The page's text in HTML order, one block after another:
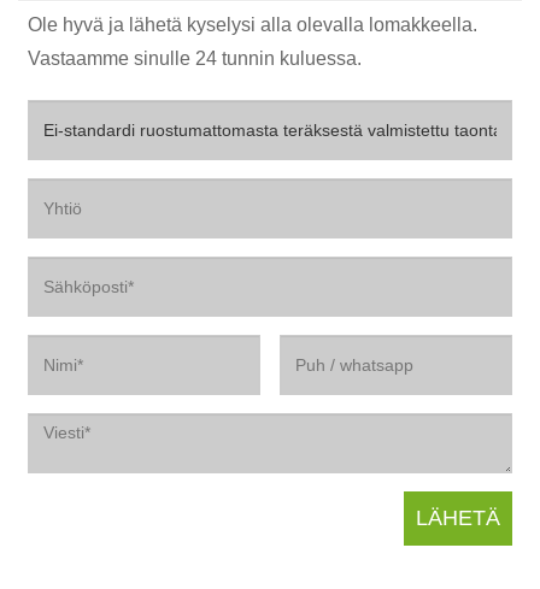
Ole hyvä ja lähetä kyselysi alla olevalla lomakkeella.
Vastaamme sinulle 24 tunnin kuluessa.